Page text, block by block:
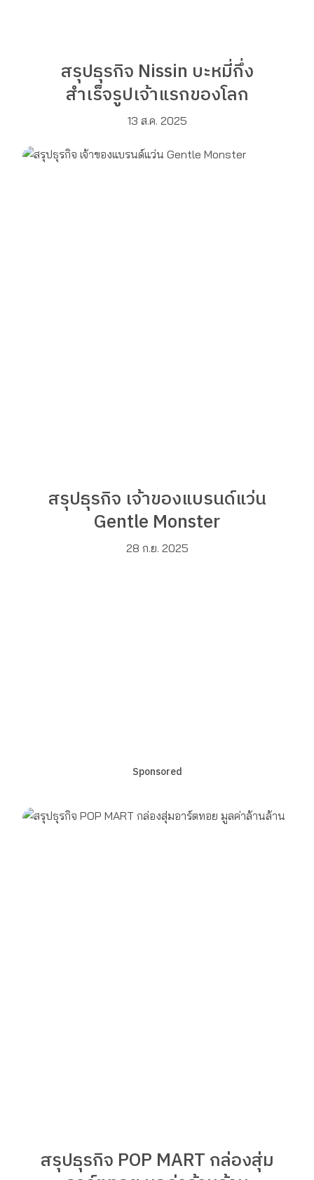
สรุปธุรกิจ Nissin บะหมี่กึ่ง
สำเร็จรูปเจ้าแรกของโลก
13 ส.ค. 2025
สรุปธุรกิจ เจ้าของแบรนด์แว่น
Gentle Monster
28 ก.ย. 2025
Sponsored
สรุปธุรกิจ POP MART กล่องสุ่ม